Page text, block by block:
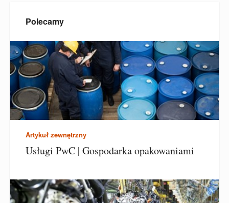
Polecamy
Artykuł zewnętrzny
Usługi PwC | Gospodarka opakowaniami